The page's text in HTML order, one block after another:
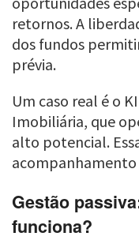
retornos. A
dos fundos
prévia.
Um caso real é o
Imobiliária, que
alto potencial.
Gestão
funciona?